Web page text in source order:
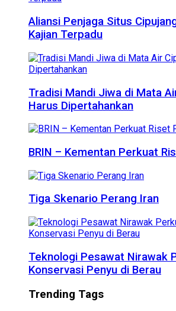
Aliansi Penjaga Situs
Kajian Terpadu
Tradisi Mandi Jiwa di Mata
Harus Dipertahankan
BRIN – Kementan Perkuat
Tiga Skenario Perang Iran
Teknologi Pesawat Nirawak
Konservasi Penyu di Berau
Trending Tags